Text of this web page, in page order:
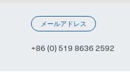
メールアドレス
+86 (0) 519 8636 2592